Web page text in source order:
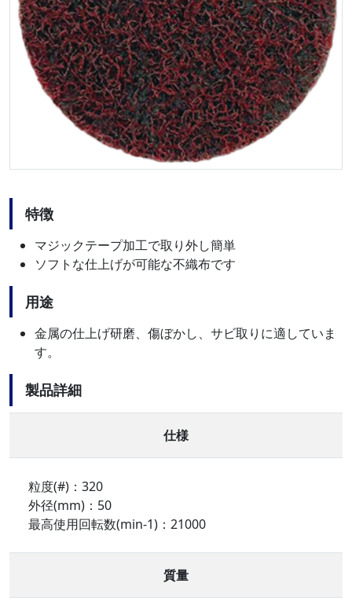
特徴
マジックテープ加工で取り外し簡単
ソフトな仕上げが可能な不織布です
用途
金属の仕上げ研磨、傷ぼかし、サビ取りに適していま
す。
製品詳細
仕様
粒度(#)：320
外径(mm)：50
最高使用回転数(min-1)：21000
質量